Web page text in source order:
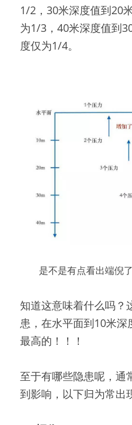
1/2，30米深度值到20
为1/3，40米深度值到
度仅为1/4。
是不是有点看出端倪了
知道这意味着什么吗？
患，在水平面到10米
最高的！！！
至于有哪些隐患呢，通
到影响，以下归为常出